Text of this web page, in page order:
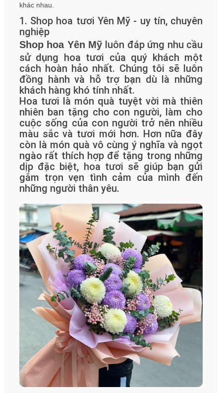
khác nhau.
1. Shop hoa tươi Yên Mỹ - uy tín, chuyên
nghiệp
Shop hoa Yên Mỹ luôn đáp ứng nhu cầu
sử dụng hoa tươi của quý khách một
cách hoàn hảo nhất. Chúng tôi sẽ luôn
đồng hành và hỗ trợ bạn dù là những
khách hàng khó tính nhất.
Hoa tươi là món quà tuyệt vời mà thiên
nhiên ban tặng cho con người, làm cho
cuộc sống của con người trở nên nhiều
màu sắc và tươi mới hơn. Hơn nữa đây
còn là món quà vô cùng ý nghĩa và ngọt
ngào rất thích hợp để tặng trong những
dịp đặc biệt, hoa tươi sẽ giúp bạn gửi
gắm trọn vẹn tình cảm của mình đến
những người thân yêu.